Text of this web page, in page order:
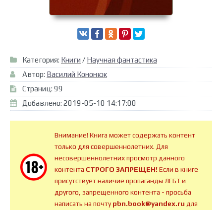
Категория: Книги / Научная фантастика
Автор: Василий Кононюк
Страниц: 99
Добавлено: 2019-05-10 14:17:00
Внимание! Книга может содержать контент
только для совершеннолетних. Для
несовершеннолетних просмотр данного
контента СТРОГО ЗАПРЕЩЕН!Если в книге
присутствует наличие пропаганды ЛГБТ и
другого, запрещенного контента - просьба
написать на почтуpbn.book@yandex.ru для